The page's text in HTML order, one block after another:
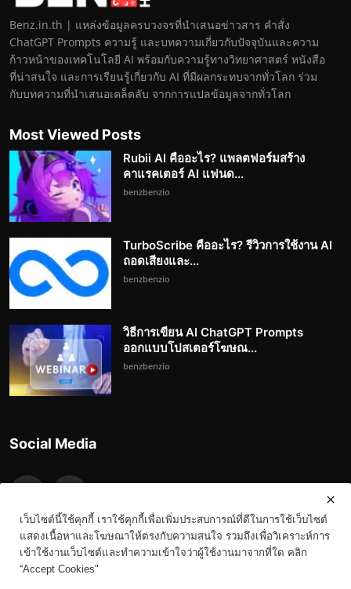
Benz.in.th | แหล่งข้อมูลครบวงจรที่นำเสนอข่าวสาร คำสั่ง
ChatGPT Prompts ความรู้ และบทความเกี่ยวกับปัจจุบันและความ
ก้าวหน้าของเทคโนโลยี AI พร้อมกับความรู้ทางวิทยาศาสตร์ หนังสือ
ที่น่าสนใจ และการเรียนรู้เกี่ยวกับ AI ที่มีผลกระทบจากทั่วโลก ร่วม
กับบทความที่นำเสนอเคล็ดลับ จากการแปลข้อมูลจากทั่วโลก
Most Viewed Posts
Rubii AI คืออะไร? แพลตฟอร์มสร้าง
คาแรคเตอร์ AI แฟนด...
benzbenzio
TurboScribe คืออะไร? รีวิวการใช้งาน AI
ถอดเสียงและ...
benzbenzio
วิธีการเขียน AI ChatGPT Prompts
ออกแบบโปสเตอร์โฆษณ...
benzbenzio
Social Media
เว็บไซต์นี้ใช้คุกกี้ เราใช้คุกกี้เพื่อเพิ่มประสบการณ์ที่ดีในการใช้เว็บไซต์
แสดงเนื้อหาและโฆษณาให้ตรงกับความสนใจ รวมถึงเพื่อวิเคราะห์การ
เข้าใช้งานเว็บไซต์และทำความเข้าใจว่าผู้ใช้งานมาจากที่ใด คลิก
“Accept Cookies"